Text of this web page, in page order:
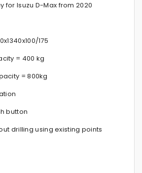
for Isuzu D-Max from 2020
175
= 400 kg
= 800kg
button
drilling using existing points